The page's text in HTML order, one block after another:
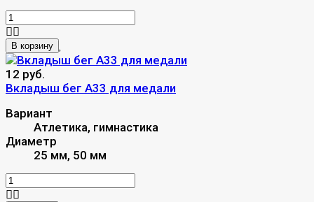
В корзину
12 руб.
Вкладыш бег A33 для медали
Вариант
Атлетика, гимнастика
Диаметр
25 мм, 50 мм